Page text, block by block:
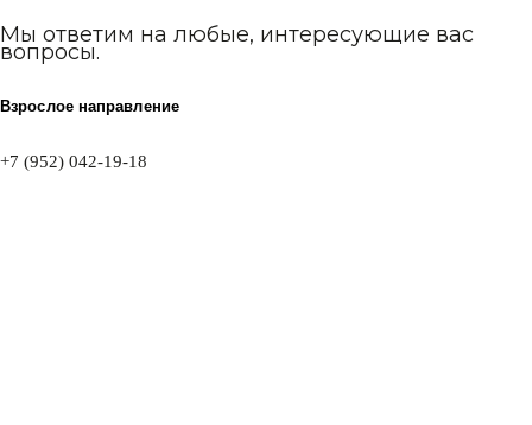
Мы ответим на любые, интересующие вас
вопросы.
Взрослое направление
+7 (952) 042-19-18